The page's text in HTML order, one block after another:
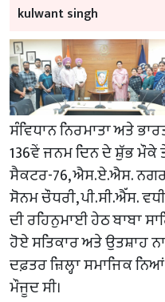
kulwant singh
ਸੰਵਿਧਾਨ ਨਿਰਮਾਤਾ ਅਤੇ
136ਵੇਂ ਜਨਮ ਦਿਨ ਦੇ ਸ਼ੁੱਭ ਮੌਕੇ
ਸੈਕਟਰ-76, ਐਸ.ਏ.ਐਸ. ਨਗਰ
ਸੋਨਮ ਚੌਧਰੀ, ਪੀ.ਸੀ.ਐੱਸ.
ਦੀ ਰਹਿਨੁਮਾਈ ਹੇਠ ਬਾਬਾ
ਹੋਏ ਸਤਿਕਾਰ ਅਤੇ ਉਤਸ਼ਾਹ
ਦਫ਼ਤਰ ਜ਼ਿਲ੍ਹਾ ਸਮਾਜਿਕ
ਮੌਜੂਦ ਸੀ।